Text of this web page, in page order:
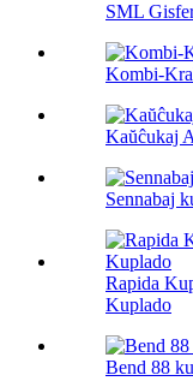
SML
Kombi-
Kaŭĉukaj
Sennabaj
Rapida
Kuplado
Bend 88